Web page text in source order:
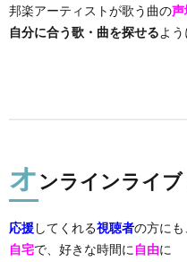
邦楽アーティストが歌う曲の声
自分に合う歌・曲を探せるよう
オンラインライブ
応援してくれる視聴者の方にも
自宅で、好きな時間に 自由に